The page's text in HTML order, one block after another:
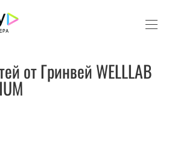
от Гринвей WELLLAB